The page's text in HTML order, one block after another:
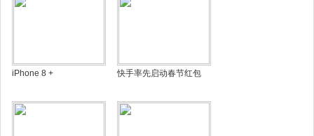
iPhone 8 + 快手率先启动春节红包